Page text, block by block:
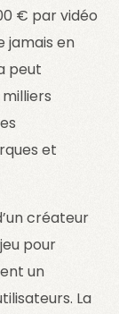
€ par vidéo
jamais en
peut
et
créateur
pour
un
La